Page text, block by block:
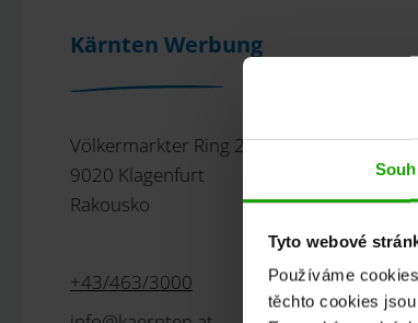
Tyto webové
Používáme
těchto cookies
Kärnten Werbung
Völkermarkter Ring 21 - 23
9020 Klagenfurt
Rakousko
+43/463/3000